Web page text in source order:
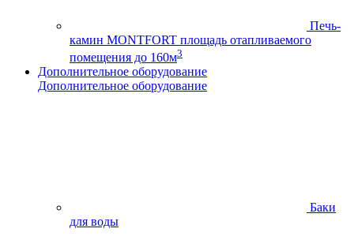
Печь-
камин MONTFORT площадь отапливаемого
помещения до 160м3
Дополнительное оборудование
Дополнительное оборудование
Баки
для воды